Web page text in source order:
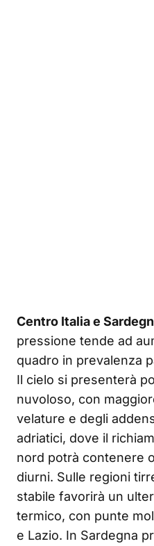
Centro Italia e
pressione tende ad
quadro in prevalenza
Il cielo si presenterà
nuvoloso, con
velature e degli
adriatici, dove il
nord potrà contenere
diurni. Sulle regioni
stabile favorirà un
termico, con punte
e Lazio. In Sardegna